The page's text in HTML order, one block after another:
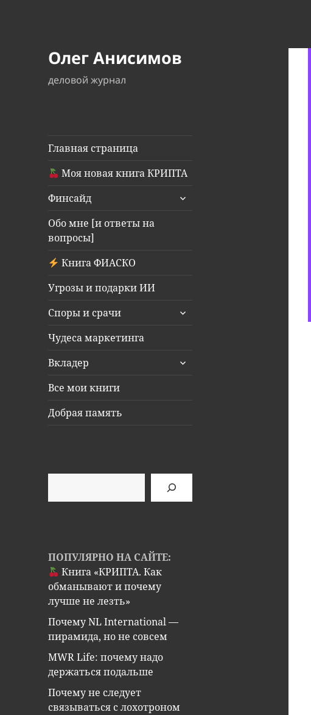
Олег Анисимов
деловой журнал
Главная страница
Моя новая книга КРИПТА
Финсайд
раскрыть
Обо мне [и ответы на
вопросы]
Книга ФИАСКО
Угрозы и подарки ИИ
Споры и срачи
раскрыть
Чудеса маркетинга
Вкладер
раскрыть
Все мои книги
Добрая память
ПОПУЛЯРНО НА САЙТЕ:
Книга «КРИПТА. Как
обманывают и почему
лучше не лезть»
Почему NL International —
пирамида, но не совсем
MWR Life: почему надо
держаться подальше
Почему не следует
связываться с лохотроном